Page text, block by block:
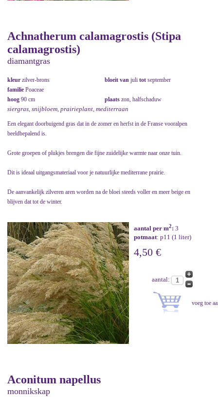
Achnatherum calamagrostis (Stipa
calamagrostis)
diamantgras
kleur zilver-brons bloeit van juli tot september
familie Poaceae
hoog 90 cm plaats zon, halfschaduw
siergras, snijbloem, prairieplant, mediterraan
Een elegant doorbuigend gras dat in de zomer en herfst in de Franse vooralpen
beeldbepalend is.
Grote groepen of plukjes brengen die fijne zuidelijke warmte naar onze tuin.
Dit is ideaal uitgangsmateriaal voor je natuurlijke mediterrane prairie.
De aanvankelijk zilveren aren worden na de bloei steeds voller en meer beige en
blijven dat tot de winter.
aantal per m2: 3
potmaat: p11 (1 liter)
4,50 €
aantal:
Aconitum napellus
monnikskap